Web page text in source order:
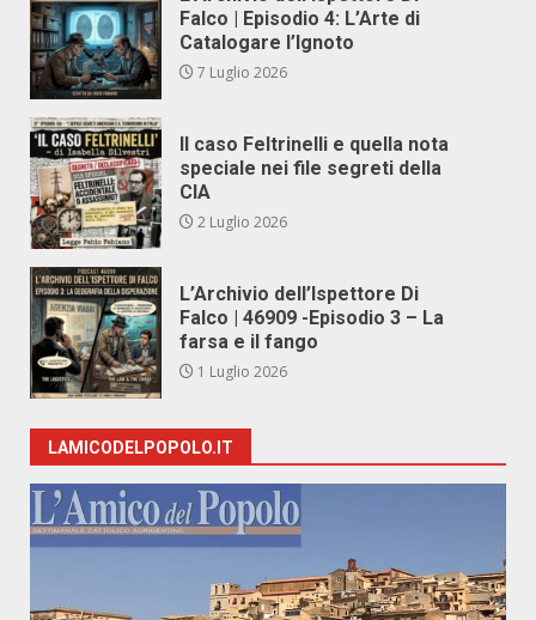
Falco | Episodio 4: L’Arte di
Catalogare l’Ignoto
7 Luglio 2026
Il caso Feltrinelli e quella nota
speciale nei file segreti della
CIA
2 Luglio 2026
L’Archivio dell’Ispettore Di
Falco | 46909 -Episodio 3 – La
farsa e il fango
1 Luglio 2026
LAMICODELPOPOLO.IT